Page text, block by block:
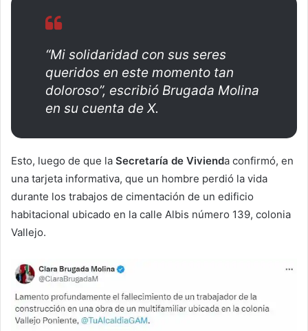
“Mi solidaridad con sus seres
queridos en este momento tan
doloroso”, escribió Brugada Molina
en su cuenta de X.
Esto, luego de que la Secretaría de Vivienda confirmó, en
una tarjeta informativa, que un hombre perdió la vida
durante los trabajos de cimentación de un edificio
habitacional ubicado en la calle Albis número 139, colonia
Vallejo.